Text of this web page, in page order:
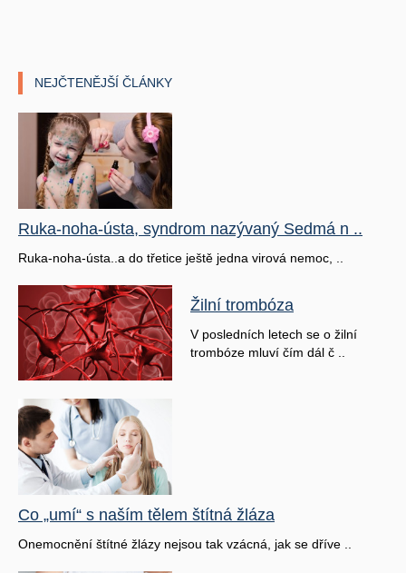
NEJČTENĚJŠÍ ČLÁNKY
Ruka-noha-ústa, syndrom nazývaný Sedmá n ..
Ruka-noha-ústa..a do třetice ještě jedna virová nemoc, ..
Žilní trombóza
V posledních letech se o žilní
trombóze mluví čím dál č ..
Co „umí“ s naším tělem štítná žláza
Onemocnění štítné žlázy nejsou tak vzácná, jak se dříve ..